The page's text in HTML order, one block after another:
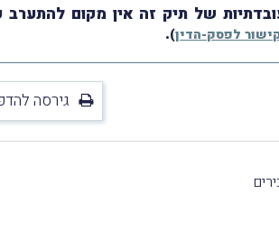
של תיק זה אין מקום
לפסק-הדין)
.
גירסה